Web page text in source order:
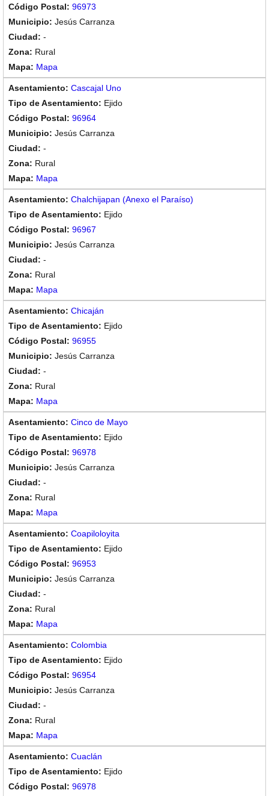
96973
Jesús Carranza
-
Rural
Mapa
Cascajal Uno
Ejido
96964
Jesús Carranza
-
Rural
Mapa
Chalchijapan (Anexo el Paraíso)
Ejido
96967
Jesús Carranza
-
Rural
Mapa
Chicaján
Ejido
96955
Jesús Carranza
-
Rural
Mapa
Cinco de Mayo
Ejido
96978
Jesús Carranza
-
Rural
Mapa
Coapiloloyita
Ejido
96953
Jesús Carranza
-
Rural
Mapa
Colombia
Ejido
96954
Jesús Carranza
-
Rural
Mapa
Cuaclán
Ejido
96978